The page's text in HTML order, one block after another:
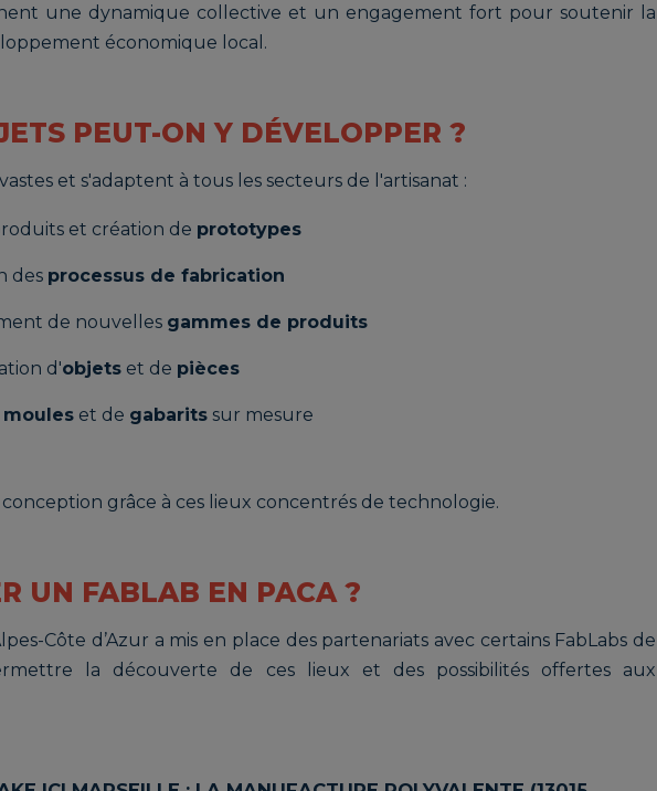
une dynamique collective et un engagement fort pour soutenir la
économique local.
PEUT-ON Y DÉVELOPPER ?
et s'adaptent à tous les secteurs de l'artisanat :
et création de prototypes
des processus de fabrication
de nouvelles gammes de produits
d'objets et de pièces
moules et de gabarits sur mesure
conception grâce à ces lieux concentrés de technologie.
UN FABLAB EN PACA ?
Côte d’Azur a mis en place des partenariats avec certains FabLabs de
la découverte de ces lieux et des possibilités offertes aux